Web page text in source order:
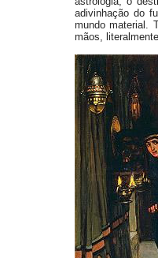
adivinhação do
mundo material.
mãos,